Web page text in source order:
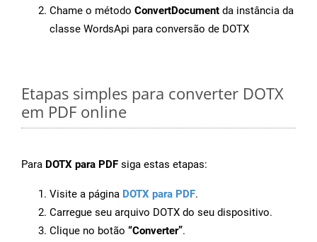
Chame o método ConvertDocument da instância da
classe WordsApi para conversão de DOTX
Etapas simples para converter DOTX
em PDF online
Para DOTX para PDF siga estas etapas:
Visite a página DOTX para PDF.
Carregue seu arquivo DOTX do seu dispositivo.
Clique no botão “Converter”.